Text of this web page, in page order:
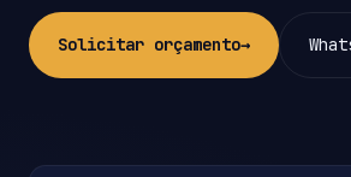
Solicitar orçamento→